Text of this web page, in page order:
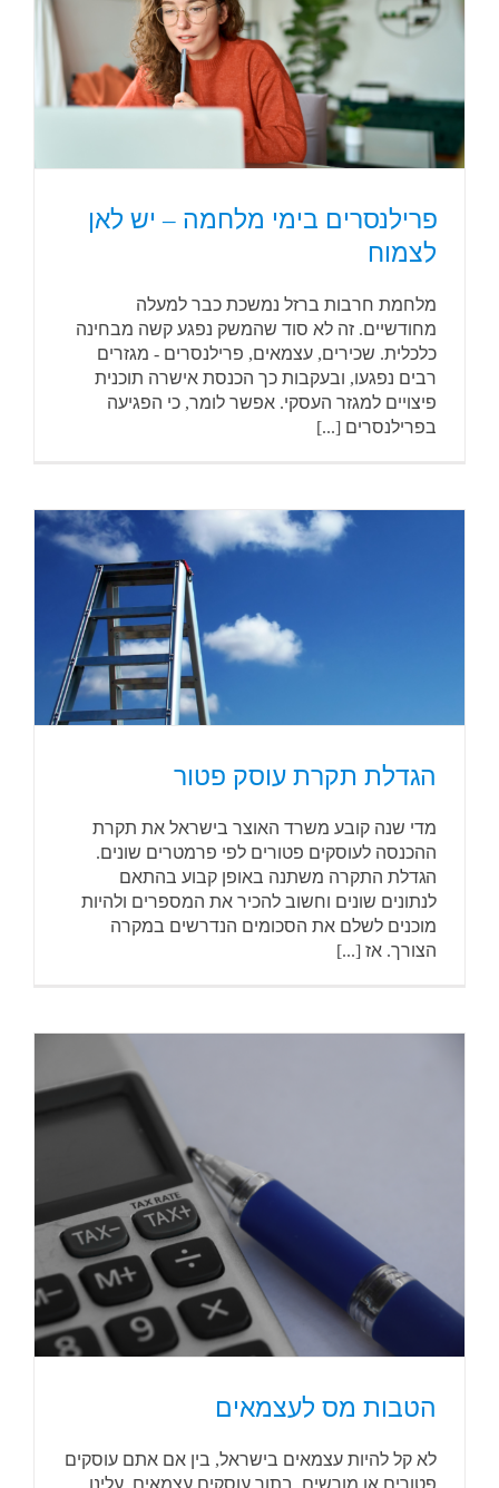
פרילנסרים בימי מלחמה – יש לאן
לצמוח
מלחמת חרבות ברזל נמשכת כבר למעלה
מחודשיים. זה לא סוד שהמשק נפגע קשה מבחינה
כלכלית. שכירים, עצמאים, פרילנסרים - מגזרים
רבים נפגעו, ובעקבות כך הכנסת אישרה תוכנית
פיצויים למגזר העסקי. אפשר לומר, כי הפגיעה
בפרילנסרים [...]
הגדלת תקרת עוסק פטור
מדי שנה קובע משרד האוצר בישראל את תקרת
ההכנסה לעוסקים פטורים לפי פרמטרים שונים.
הגדלת התקרה משתנה באופן קבוע בהתאם
לנתונים שונים וחשוב להכיר את המספרים ולהיות
מוכנים לשלם את הסכומים הנדרשים במקרה
הצורך. אז [...]
הטבות מס לעצמאים
לא קל להיות עצמאים בישראל, בין אם אתם עוסקים
פטורים או מורשים. בתור עוסקים עצמאים, עלינו